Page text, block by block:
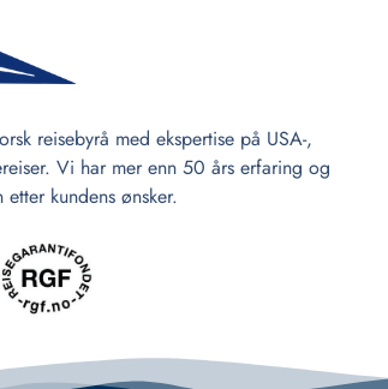
reisebyrå med ekspertise på USA-,
Vi har mer enn 50 års erfaring og
etter kundens ønsker.